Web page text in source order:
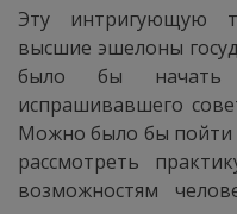
Эту интригующую
высшие эшелоны
было бы начать
испрашивавшего
Можно было бы пойти
рассмотреть
возможностям